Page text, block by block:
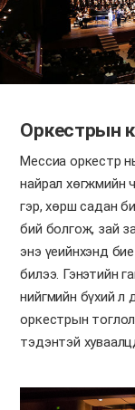
Оркестрын
Мессиа оркестр
найрал хөгжмийн
гэр, хөрш садан
бий болгож, зай
энэ үеийнхэнд
билээ. Гэнэтийн
нийгмийн бүхий л
оркестрын
тэдэнтэй